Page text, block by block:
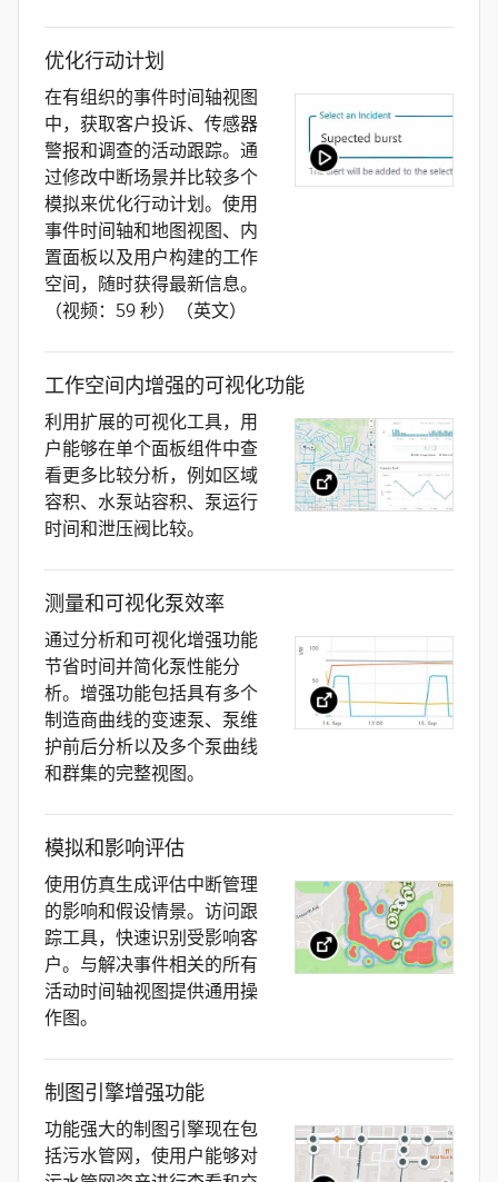
优化行动计划
在有组织的事件时间轴视图
中，获取客户投诉、传感器
警报和调查的活动跟踪。通
过修改中断场景并比较多个
模拟来优化行动计划。使用
事件时间轴和地图视图、内
置面板以及用户构建的工作
空间，随时获得最新信息。
（视频：59 秒）（英文）
工作空间内增强的可视化功能
利用扩展的可视化工具，用
户能够在单个面板组件中查
看更多比较分析，例如区域
容积、水泵站容积、泵运行
时间和泄压阀比较。
测量和可视化泵效率
通过分析和可视化增强功能
节省时间并简化泵性能分
析。增强功能包括具有多个
制造商曲线的变速泵、泵维
护前后分析以及多个泵曲线
和群集的完整视图。
模拟和影响评估
使用仿真生成评估中断管理
的影响和假设情景。访问跟
踪工具，快速识别受影响客
户。与解决事件相关的所有
活动时间轴视图提供通用操
作图。
制图引擎增强功能
功能强大的制图引擎现在包
括污水管网，使用户能够对